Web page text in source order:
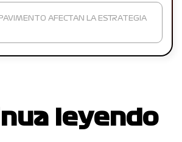
AFECTAN LA ESTRATEGIA
leyendo